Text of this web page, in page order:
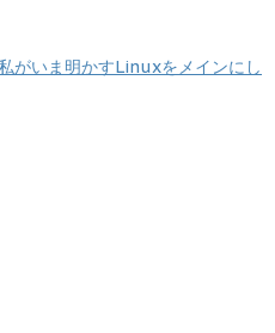
がいま明かすLinuxをメインにし